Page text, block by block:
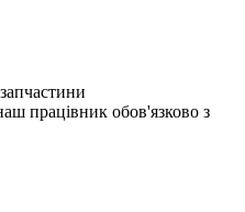
працівник обов'язково з